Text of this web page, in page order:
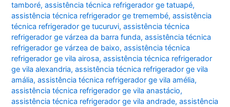
tamboré,assistência técnica refrigerador ge tatuapé,
assistência técnica refrigerador ge tremembé,assistência
técnica refrigerador ge tucuruvi,assistência técnica
refrigerador ge várzea da barra funda,assistência técnica
refrigerador ge várzea de baixo,assistência técnica
refrigerador ge vila airosa,assistência técnica refrigerador
ge vila alexandria,assistência técnica refrigerador ge vila
amália,assistência técnica refrigerador ge vila amélia,
assistência técnica refrigerador ge vila anastácio,
assistência técnica refrigerador ge vila andrade,assistência